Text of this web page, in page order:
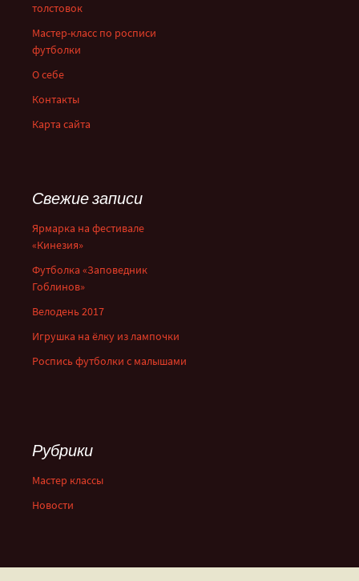
толстовок
Мастер-класс по росписи
футболки
О себе
Контакты
Карта сайта
Свежие записи
Ярмарка на фестивале
«Кинезия»
Футболка «Заповедник
Гоблинов»
Велодень 2017
Игрушка на ёлку из лампочки
Роспись футболки с малышами
Рубрики
Мастер классы
Новости